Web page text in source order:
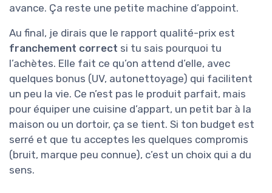
avance. Ça reste une petite machine d’appoint.
Au final, je dirais que le rapport qualité-prix est
franchement correct si tu sais pourquoi tu
l’achètes. Elle fait ce qu’on attend d’elle, avec
quelques bonus (UV, autonettoyage) qui facilitent
un peu la vie. Ce n’est pas le produit parfait, mais
pour équiper une cuisine d’appart, un petit bar à la
maison ou un dortoir, ça se tient. Si ton budget est
serré et que tu acceptes les quelques compromis
(bruit, marque peu connue), c’est un choix qui a du
sens.